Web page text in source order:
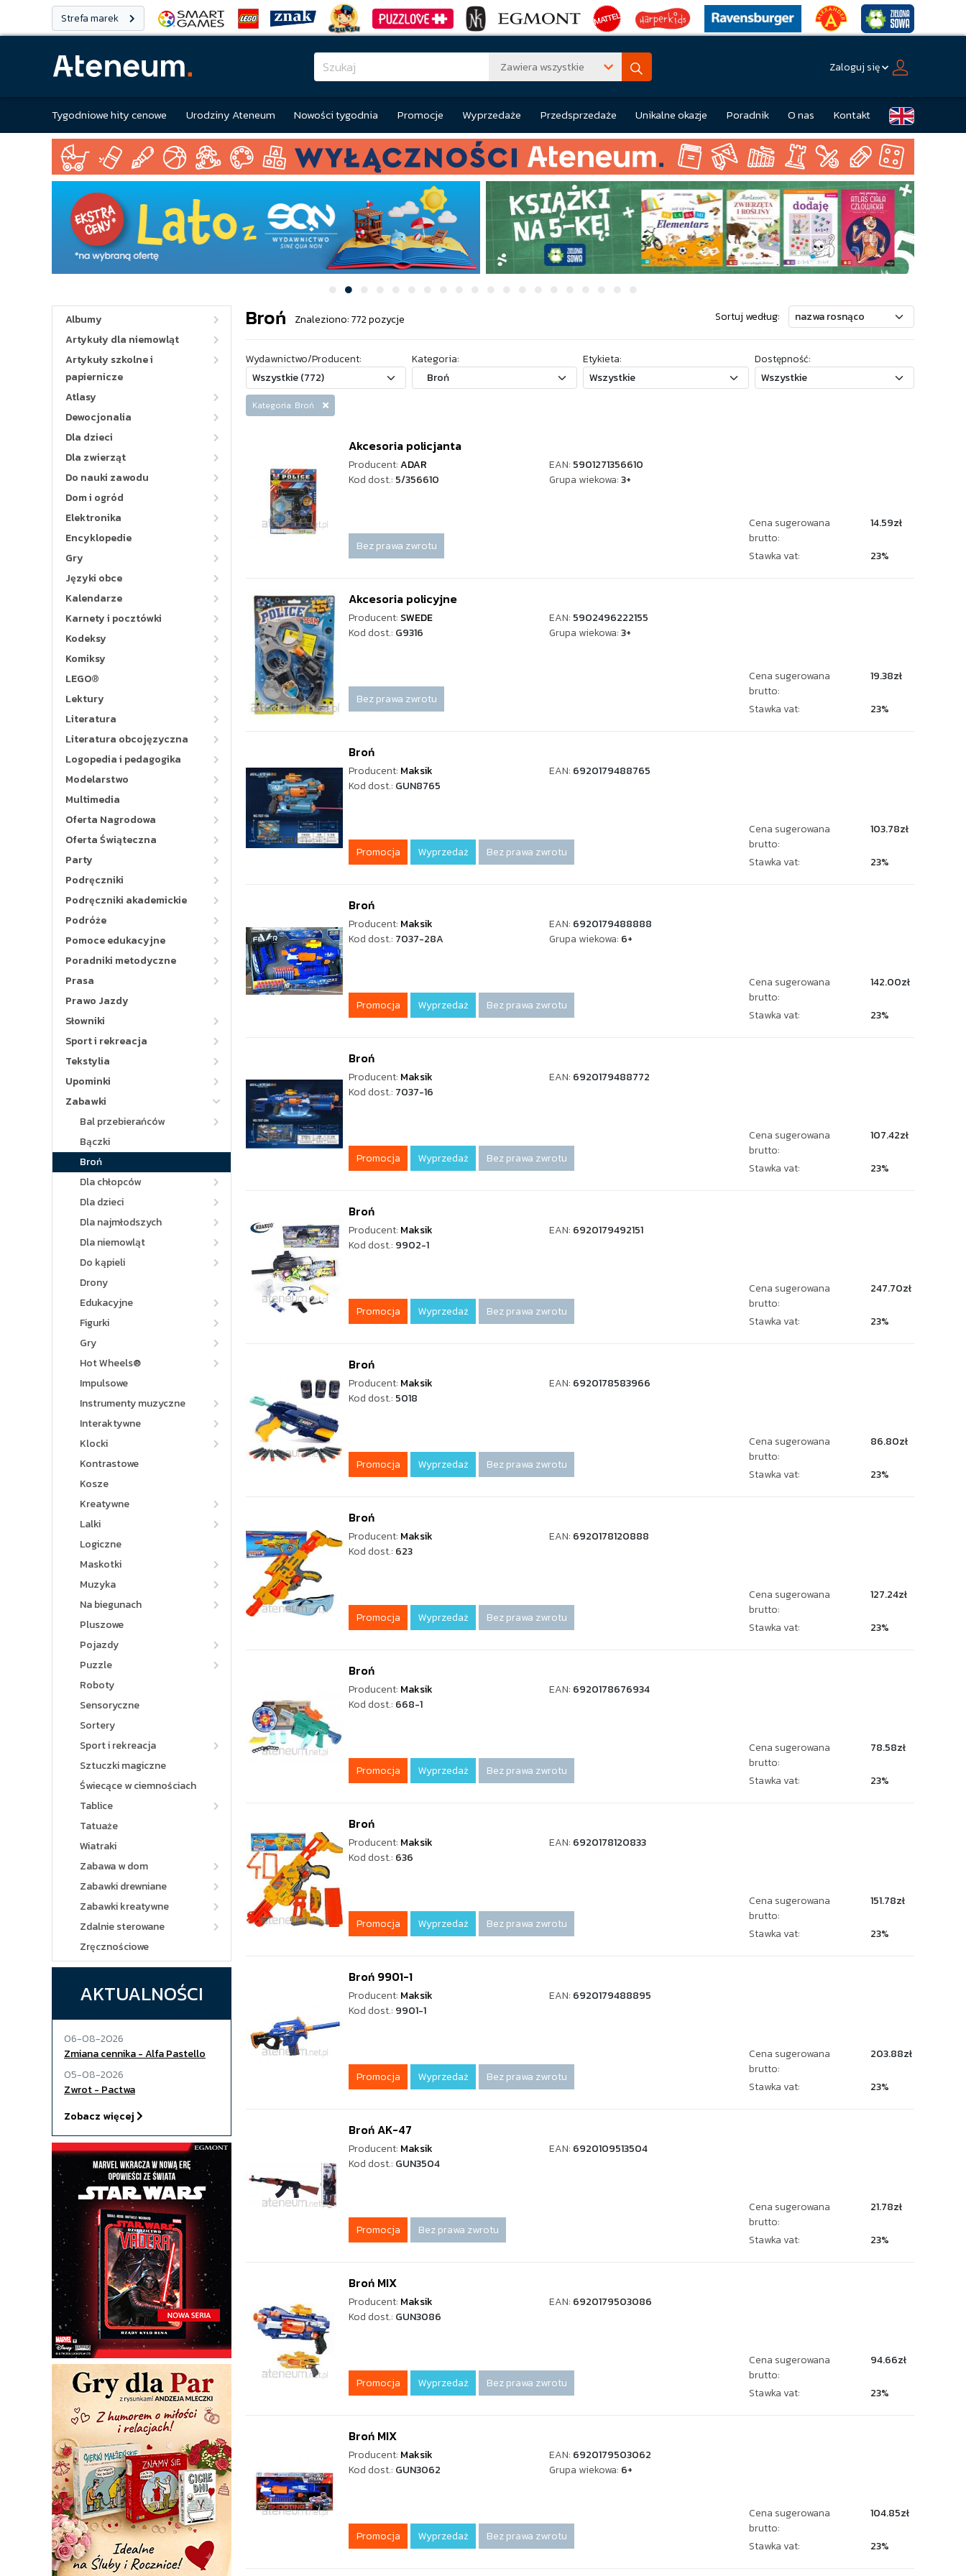
Strefa marek
Zawiera wszystkie Zaloguj się
Tygodniowe hity cenowe Urodziny Ateneum Nowości tygodnia Promocje Wyprzedaże Przedsprzedaże Unikalne okazje Poradnik O nas Kontakt
Albumy
Artykuły dla niemowląt
Artykuły szkolne i
papiernicze
Atlasy
Dewocjonalia
Dla dzieci
Dla zwierząt
Do nauki zawodu
Dom i ogród
Elektronika
Encyklopedie
Gry
Języki obce
Kalendarze
Karnety i pocztówki
Kodeksy
Komiksy
LEGO®
Lektury
Literatura
Literatura obcojęzyczna
Logopedia i pedagogika
Modelarstwo
Multimedia
Oferta Nagrodowa
Oferta Świąteczna
Party
Podręczniki
Podręczniki akademickie
Podróże
Pomoce edukacyjne
Poradniki metodyczne
Prasa
Prawo Jazdy
Słowniki
Sport i rekreacja
Tekstylia
Upominki
Zabawki
Bal przebierańców
Bączki
Broń
Dla chłopców
Dla dzieci
Dla najmłodszych
Dla niemowląt
Do kąpieli
Drony
Edukacyjne
Figurki
Gry
Hot Wheels®
Impulsowe
Instrumenty muzyczne
Interaktywne
Klocki
Kontrastowe
Kosze
Kreatywne
Lalki
Logiczne
Maskotki
Muzyka
Na biegunach
Pluszowe
Pojazdy
Puzzle
Roboty
Sensoryczne
Sortery
Sport i rekreacja
Sztuczki magiczne
Świecące w ciemnościach
Tablice
Tatuaże
Wiatraki
Zabawa w dom
Zabawki drewniane
Zabawki kreatywne
Zdalnie sterowane
Zręcznościowe
AKTUALNOŚCI
06-08-2026
Zmiana cennika - Alfa Pastello
05-08-2026
Zwrot - Pactwa
Zobacz więcej
Broń Znaleziono: 772 pozycje Sortuj według:
Wydawnictwo/Producent: Kategoria: Etykieta: Dostępność:
Kategoria: Broń
Akcesoria policjanta
Producent:ADAR EAN: 5901271356610
Kod dost.: 5/356610 Grupa wiekowa:3+
Bez prawa zwrotu
Cena sugerowana
brutto:
14.59zł
Stawka vat: 23%
Akcesoria policyjne
Producent: SWEDE EAN: 5902496222155
Kod dost.: G9316 Grupa wiekowa:3+
Bez prawa zwrotu
Cena sugerowana
brutto:
19.38zł
Stawka vat: 23%
Broń
Producent: Maksik EAN: 6920179488765
Kod dost.: GUN8765
Promocja Wyprzedaż Bez prawa zwrotu
Cena sugerowana
brutto:
103.78zł
Stawka vat: 23%
Broń
Producent: Maksik EAN: 6920179488888
Kod dost.: 7037-28A Grupa wiekowa: 6+
Promocja Wyprzedaż Bez prawa zwrotu
Cena sugerowana
brutto:
142.00zł
Stawka vat: 23%
Broń
Producent: Maksik EAN: 6920179488772
Kod dost.: 7037-16
Promocja Wyprzedaż Bez prawa zwrotu
Cena sugerowana
brutto:
107.42zł
Stawka vat: 23%
Broń
Producent: Maksik EAN: 6920179492151
Kod dost.: 9902-1
Promocja Wyprzedaż Bez prawa zwrotu
Cena sugerowana
brutto:
247.70zł
Stawka vat: 23%
Broń
Producent: Maksik EAN: 6920178583966
Kod dost.: 5018
Promocja Wyprzedaż Bez prawa zwrotu
Cena sugerowana
brutto:
86.80zł
Stawka vat: 23%
Broń
Producent: Maksik EAN: 6920178120888
Kod dost.: 623
Promocja Wyprzedaż Bez prawa zwrotu
Cena sugerowana
brutto:
127.24zł
Stawka vat: 23%
Broń
Producent: Maksik EAN: 6920178676934
Kod dost.: 668-1
Promocja Wyprzedaż Bez prawa zwrotu
Cena sugerowana
brutto:
78.58zł
Stawka vat: 23%
Broń
Producent: Maksik EAN: 6920178120833
Kod dost.: 636
Promocja Wyprzedaż Bez prawa zwrotu
Cena sugerowana
brutto:
151.78zł
Stawka vat: 23%
Broń 9901-1
Producent: Maksik EAN: 6920179488895
Kod dost.: 9901-1
Promocja Wyprzedaż Bez prawa zwrotu
Cena sugerowana
brutto:
203.88zł
Stawka vat: 23%
Broń AK-47
Producent: Maksik EAN: 6920109513504
Kod dost.: GUN3504
Promocja Bez prawa zwrotu
Cena sugerowana
brutto:
21.78zł
Stawka vat: 23%
Broń MIX
Producent: Maksik EAN: 6920179503086
Kod dost.: GUN3086
Promocja Wyprzedaż Bez prawa zwrotu
Cena sugerowana
brutto:
94.66zł
Stawka vat: 23%
Broń MIX
Producent: Maksik EAN: 6920179503062
Kod dost.: GUN3062 Grupa wiekowa: 6+
Promocja Wyprzedaż Bez prawa zwrotu
Cena sugerowana
brutto:
104.85zł
Stawka vat: 23%